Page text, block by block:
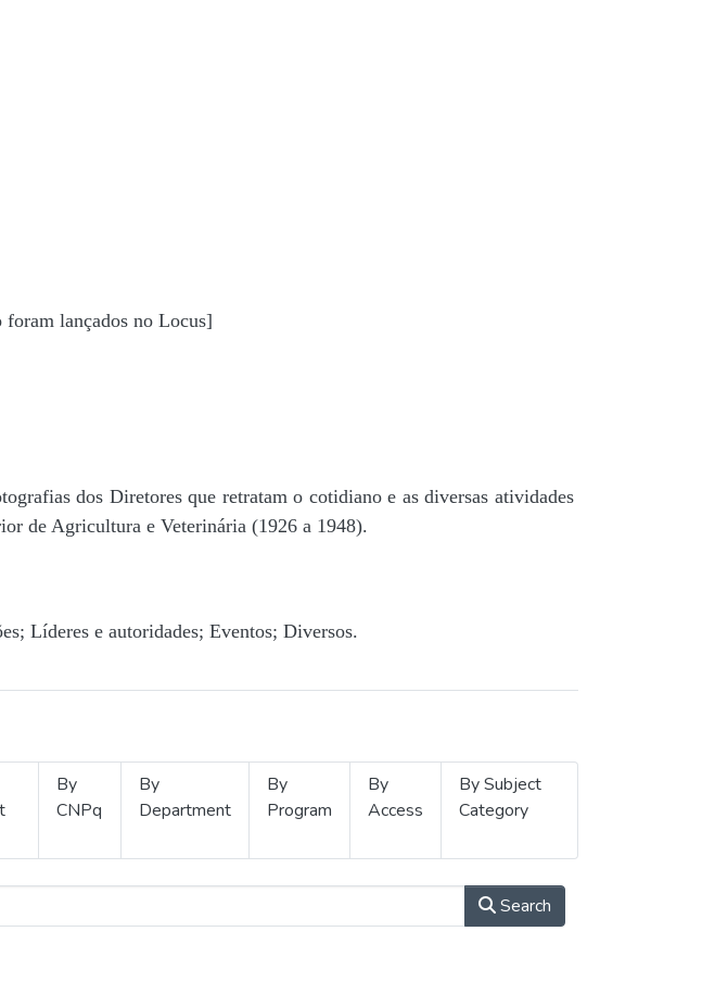
lançados no Locus]
dos Diretores que retratam o cotidiano e as diversas atividades
de Agricultura e Veterinária (1926 a 1948).
Líderes e autoridades; Eventos; Diversos.
By
CNPq
By
Department
By
Program
By
Access
By Subject
Category
Search